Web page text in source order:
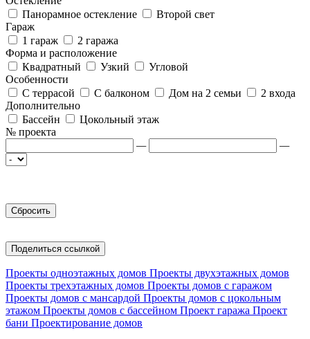
Панорамное остекление
Второй свет
Гараж
1 гараж
2 гаража
Форма и расположение
Квадратный
Узкий
Угловой
Особенности
С террасой
С балконом Дом на 2 семьи
2 входа
Дополнительно
Бассейн
Цокольный этаж
№ проекта
—
—
Поделиться ссылкой
Проекты одноэтажных домов Проекты двухэтажных домов
Проекты трехэтажных домов Проекты домов с гаражом
Проекты домов с мансардой Проекты домов с цокольным
этажом Проекты домов с бассейном Проект гаража Проект
бани Проектирование домов